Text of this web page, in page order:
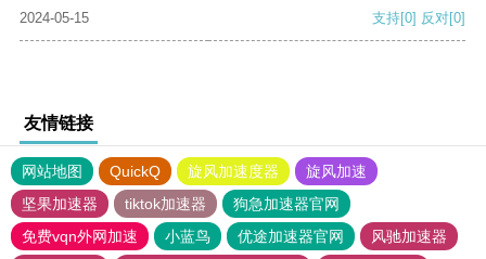
2024-05-15 支持[0] 反对[0]
友情链接
网站地图 QuickQ 旋风加速度器
旋风加速
坚果加速器
tiktok加速器
狗急加速器官网
免费vqn外网加速
小蓝鸟 优途加速器官网
风驰加速器